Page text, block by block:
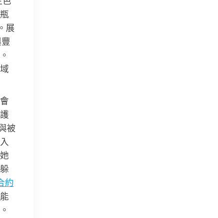
展
被
約